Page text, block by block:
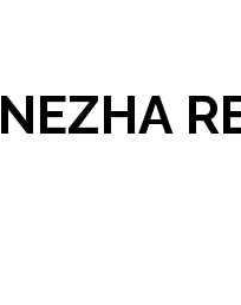
NEZHA